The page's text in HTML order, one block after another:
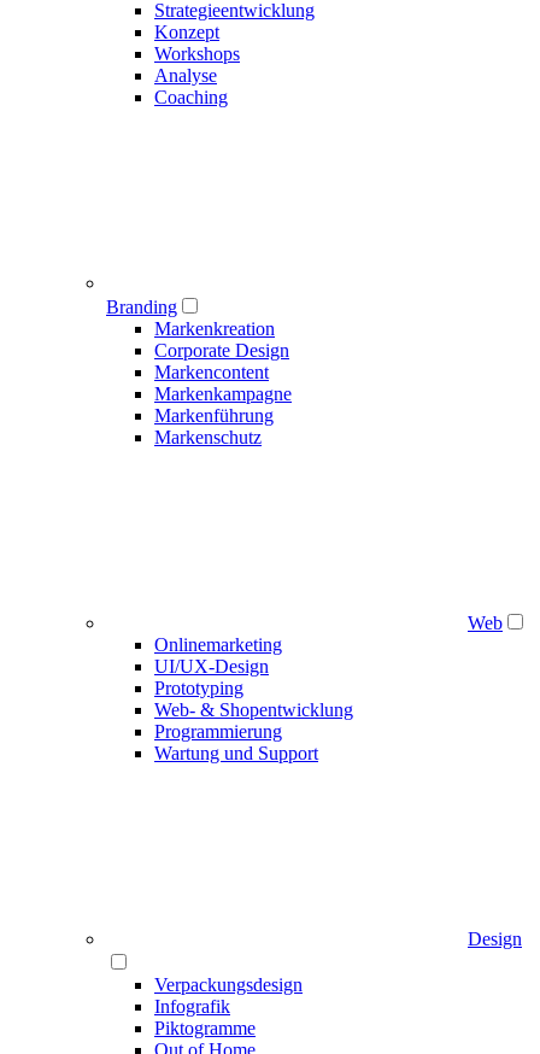
Strategieentwicklung
Konzept
Workshops
Analyse
Coaching
Branding
Markenkreation
Corporate Design
Markencontent
Markenkampagne
Markenführung
Markenschutz
Web
Onlinemarketing
UI/UX-Design
Prototyping
Web- & Shopentwicklung
Programmierung
Wartung und Support
Design
Verpackungsdesign
Infografik
Piktogramme